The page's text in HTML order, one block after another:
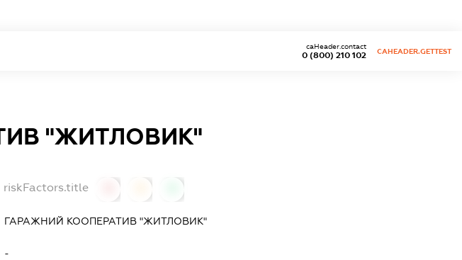
0 (800) 210 102
caHeader.contact
CAHEADER.GETTEST
"ЖИТЛОВИК"
riskFactors.title
ГАРАЖНИЙ КООПЕРАТИВ "ЖИТЛОВИК"
-